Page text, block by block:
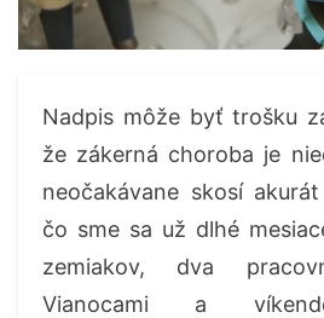
Nadpis môže byť trošku
že zákerná choroba je
neočakávane skosí
čo sme sa už dlhé
zemiakov, dva
Vianocami a